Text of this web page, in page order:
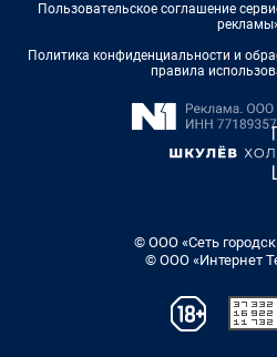
Пользовательское соглашение
Политика конфиденциальности и
правила
© ООО «Сеть
© ООО «Интернет